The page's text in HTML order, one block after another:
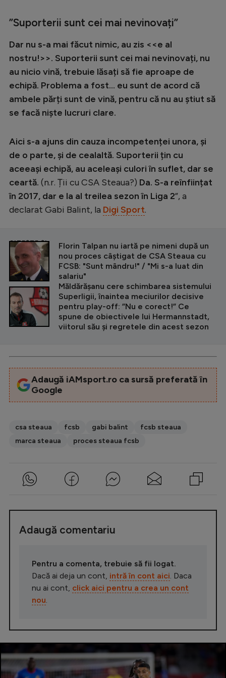
Creează cont
”Suporterii sunt cei mai nevinovați”
Dar nu s-a mai făcut nimic, au zis <<e al
nostru!>>. Suporterii sunt cei mai nevinovați, nu
au nicio vină, trebuie lăsați să fie aproape de
echipă. Problema a fost... eu sunt de acord că
ambele părți sunt de vină, pentru că nu au știut să
se facă niște lucruri clare.
Aici s-a ajuns din cauza incompetenței unora, și
de o parte, și de cealaltă. Suporterii țin cu
aceeași echipă, au aceleași culori în suflet, dar se
ceartă. (n.r. Ții cu CSA Steaua?) Da. S-a reînființat
în 2017, dar e la al treilea sezon în Liga 2”, a
declarat Gabi Balint, la Digi Sport.
CITEȘTE ȘI
Florin Talpan nu iartă pe nimeni după un
nou proces câștigat de CSA Steaua cu
FCSB: "Sunt mândru!" / "Mi s-a luat din
salariu"
Măldărășanu cere schimbarea sistemului
Superligii, înaintea meciurilor decisive
pentru play-off: ”Nu e corect!” Ce
spune de obiectivele lui Hermannstadt,
viitorul său și regretele din acest sezon
Adaugă iAMsport.ro ca sursă preferată în
Google
csa steaua fcsb gabi balint
fcsb steaua
marca steaua
proces steaua fcsb
Adaugă comentariu
Pentru a comenta, trebuie să fii logat.
Dacă ai deja un cont, intră în cont aici . Daca
nu ai cont, click aici pentru a crea un cont
nou